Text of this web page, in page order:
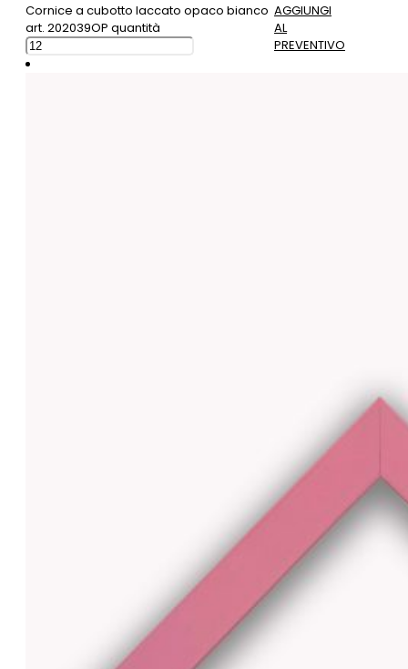
Cornice a cubotto laccato opaco bianco
art. 202039OP quantità
AGGIUNGI
AL
PREVENTIVO